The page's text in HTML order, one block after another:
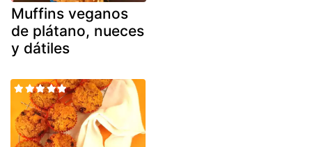
Muffins veganos
de plátano, nueces
y dátiles